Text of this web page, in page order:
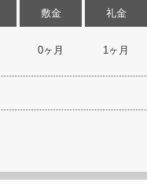
敷金
0ヶ月
礼金
1ヶ月